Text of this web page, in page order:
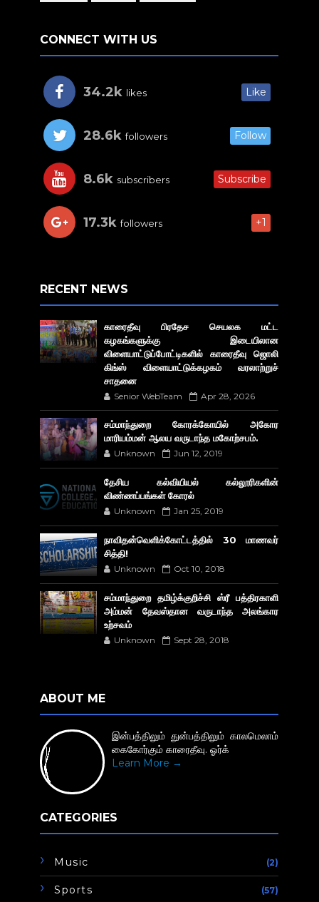
CONNECT WITH US
34.2k likes Like
28.6k followers Follow
8.6k subscribers Subscribe
17.3k followers +1
RECENT NEWS
காரைதீவு பிரதேச செயலக மட்ட
கழகங்களுக்கு இடையிலான
விளையாட்டுப்போட்டிகளில் காரைதீவு ஜொலி
கிங்ஸ் விளையாட்டுக்கழகம் வரலாற்றுச்
சாதனை
Senior WebTeam Apr 28, 2026
சம்மாந்துறை கோரக்கோயில் அகோர​
மாரியம்மன் ஆலய வருடாந்த மகோற்சபம்.
Unknown Jun 12, 2019
தேசிய கல்வியியல் கல்லூரிகளின்
விண்ணப்பங்கள் கோரல்
Unknown Jan 25, 2019
நாவிதன்வெளிக்கோட்டத்தில் 30 மாணவர்
சித்தி!
Unknown Oct 10, 2018
சம்மாந்துறை தமிழ்க்குறிச்சி ஸ்ரீ பத்திரகாளி
அம்மன் தேவஸ்தான வருடாந்த அலங்கார
உற்சவம்
Unknown Sept 28, 2018
ABOUT ME
இன்பத்திலும் துன்பத்திலும் காலமெலாம்
கைகோர்கும் காரைதீவு. ஓர்க்
Learn More →
CATEGORIES
Music (2)
Sports (57)